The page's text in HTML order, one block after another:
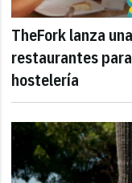
TheFork lanza
restaurantes
hostelería